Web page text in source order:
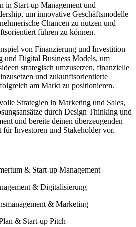
in Start-up Management und
um innovative Geschäftsmodelle
Chancen zu nutzen und
führen zu können.
von Finanzierung und Investition
und Digital Business Models, um
strategisch umzusetzen, finanzielle
und zukunftsorientierte
am Markt zu positionieren.
Strategien in Marketing und Sales,
durch Design Thinking und
und bereite deinen überzeugenden
für Investoren und Stakeholder vor.
& Start-up Management
& Digitalisierung
& Marketing
& Start-up Pitch